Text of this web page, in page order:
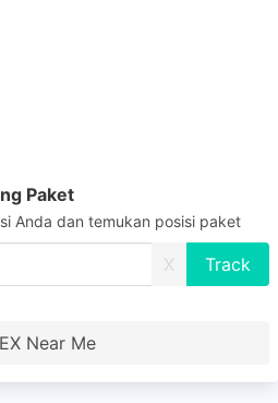
Paket
Anda dan temukan posisi paket
X
Near Me